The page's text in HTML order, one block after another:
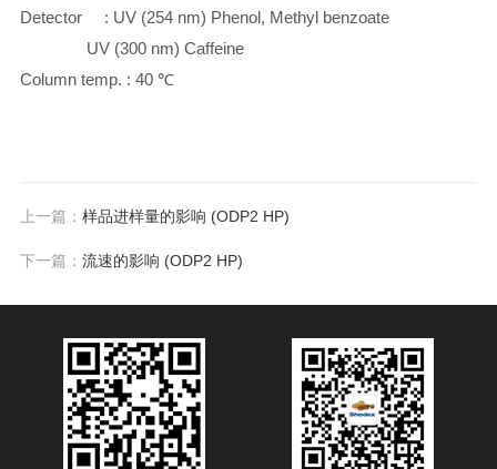
Detector : UV (254 nm) Phenol, Methyl benzoate
UV (300 nm) Caffeine
Column temp. : 40 ℃
上一篇： 样品进样量的影响 (ODP2 HP)
下一篇： 流速的影响 (ODP2 HP)